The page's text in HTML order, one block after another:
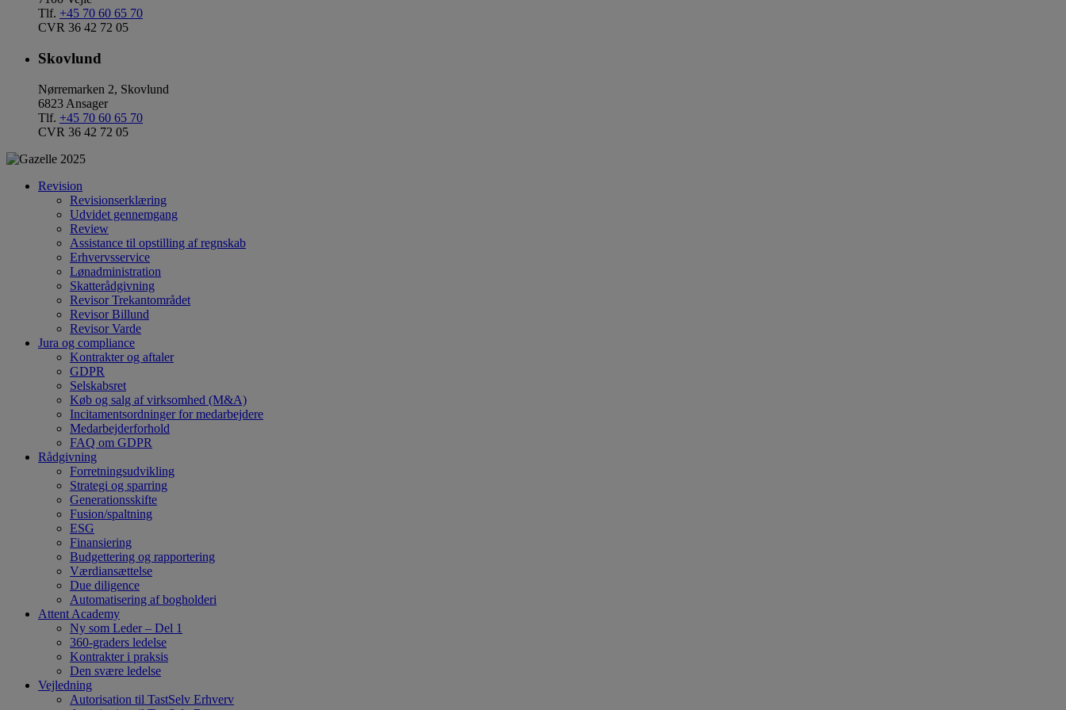
Tlf. +45 70 60 65 70
CVR 36 42 72 05
Skovlund
Nørremarken 2, Skovlund
6823 Ansager
Tlf. +45 70 60 65 70
CVR 36 42 72 05
Revision
Revisionserklæring
Udvidet gennemgang
Review
Assistance til opstilling af regnskab
Erhvervsservice
Lønadministration
Skatterådgivning
Revisor Trekantområdet
Revisor Billund
Revisor Varde
Jura og compliance
Kontrakter og aftaler
GDPR
Selskabsret
Køb og salg af virksomhed (M&A)
Incitamentsordninger for medarbejdere
Medarbejderforhold
FAQ om GDPR
Rådgivning
Forretningsudvikling
Strategi og sparring
Generationsskifte
Fusion/spaltning
ESG
Finansiering
Budgettering og rapportering
Værdiansættelse
Due diligence
Automatisering af bogholderi
Attent Academy
Ny som Leder – Del 1
360-graders ledelse
Kontrakter i praksis
Den svære ledelse
Vejledning
Autorisation til TastSelv Erhverv